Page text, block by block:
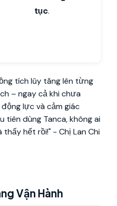
tục.
tích lũy tăng lên từng
– ngay cả khi chưa
lực và cảm giác
tiên dùng Tanca, không ai
thấy hết rồi!" - Chị Lan Chi
Vận Hành